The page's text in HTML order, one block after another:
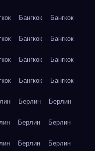
Бангкок Бангкок
Бангкок Бангкок
Бангкок Бангкок
Бангкок Бангкок
Берлин Берлин
Берлин Берлин
Берлин Берлин